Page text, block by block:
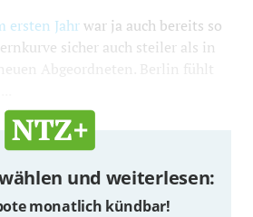
ersten Jahrwar ja auch bereits so
sicher auch steiler als in
Abgeordneten. Berlin fühlt
und weiterlesen:
monatlich kündbar!